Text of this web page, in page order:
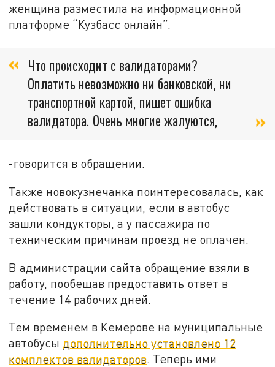
женщина разместила на информационной
платформе “Кузбасс онлайн”.
Что происходит с валидаторами?
Оплатить невозможно ни банковской, ни
транспортной картой, пишет ошибка
валидатора. Очень многие жалуются,
-говорится в обращении.
Также новокузнечанка поинтересовалась, как
действовать в ситуации, если в автобус
зашли кондукторы, а у пассажира по
техническим причинам проезд не оплачен.
В администрации сайта обращение взяли в
работу, пообещав предоставить ответ в
течение 14 рабочих дней.
Тем временем в Кемерове на муниципальные
автобусы дополнительно установлено 12
комплектов валидаторов. Теперь ими